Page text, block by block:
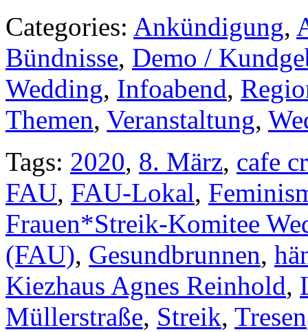
Categories: Ankündigung,
Bündnisse, Demo /
Wedding, Infoabend,
Themen, Veranstaltung,
Tags: 2020, 8. März, cafe
FAU, FAU-Lokal,
Frauen*Streik-Komitee
(FAU), Gesundbrunnen,
Kiezhaus Agnes Reinhold,
Müllerstraße, Streik, Tresen